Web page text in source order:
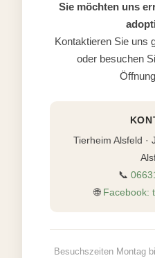
Sie möchten uns
Kontaktieren Sie uns
oder besuchen
Tierheim Alsfeld ·
📞
🌐 Facebook:
Besuchszeiten Montag